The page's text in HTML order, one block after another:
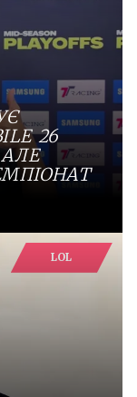
26
АЛЕ
LOL